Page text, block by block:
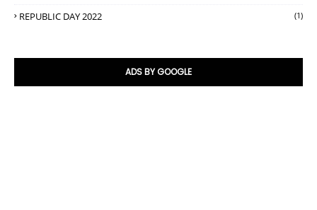
REPUBLIC DAY 2022 (1)
ADS BY GOOGLE